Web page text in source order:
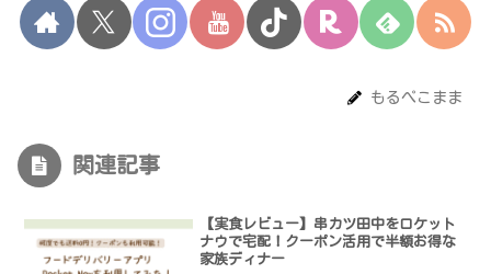
もるぺこまま
関連記事
【実食レビュー】串カツ田中をロケット
ナウで宅配！クーポン活用で半額お得な
家族ディナー